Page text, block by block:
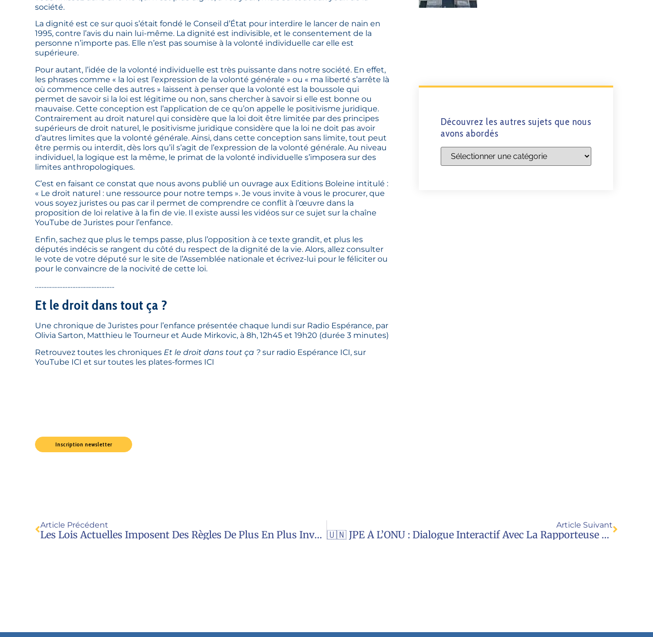
société.
La dignité est ce sur quoi s’était fondé le Conseil d’État pour interdire le lancer de nain en
1995, contre l’avis du nain lui-même. La dignité est indivisible, et le consentement de la
personne n’importe pas. Elle n’est pas soumise à la volonté individuelle car elle est
supérieure.
Pour autant, l’idée de la volonté individuelle est très puissante dans notre société. En effet,
les phrases comme « la loi est l’expression de la volonté générale » ou « ma liberté s’arrête là
où commence celle des autres » laissent à penser que la volonté est la boussole qui
permet de savoir si la loi est légitime ou non, sans chercher à savoir si elle est bonne ou
mauvaise. Cette conception est l’application de ce qu’on appelle le positivisme juridique.
Contrairement au droit naturel qui considère que la loi doit être limitée par des principes
supérieurs de droit naturel, le positivisme juridique considère que la loi ne doit pas avoir
d’autres limites que la volonté générale. Ainsi, dans cette conception sans limite, tout peut
être permis ou interdit, dès lors qu’il s’agit de l’expression de la volonté générale. Au niveau
individuel, la logique est la même, le primat de la volonté individuelle s’imposera sur des
limites anthropologiques.
C’est en faisant ce constat que nous avons publié un ouvrage aux Editions Boleine intitulé :
« Le droit naturel : une ressource pour notre temps ». Je vous invite à vous le procurer, que
vous soyez juristes ou pas car il permet de comprendre ce conflit à l’œuvre dans la
proposition de loi relative à la fin de vie. Il existe aussi les vidéos sur ce sujet sur la chaîne
YouTube de Juristes pour l’enfance.
Enfin, sachez que plus le temps passe, plus l’opposition à ce texte grandit, et plus les
députés indécis se rangent du côté du respect de la dignité de la vie. Alors, allez consulter
le vote de votre député sur le site de l’Assemblée nationale et écrivez-lui pour le féliciter ou
pour le convaincre de la nocivité de cette loi.
………………………………………….
Et le droit dans tout ça ?
Une chronique de Juristes pour l’enfance présentée chaque lundi sur Radio Espérance, par
Olivia Sarton, Matthieu le Tourneur et Aude Mirkovic, à 8h, 12h45 et 19h20 (durée 3 minutes)
Retrouvez toutes les chroniques Et le droit dans tout ça ? sur radio Espérance ICI, sur
YouTube ICI et sur toutes les plates-formes ICI
Inscription newsletter
Découvrez les autres sujets que nous
avons abordés
Article Précédent
Les Lois Actuelles Imposent Des Règles De Plus En Plus Invasives
Article Suivant
🇺🇳 JPE À L’ONU : Dialogue Interactif Avec La Rapporteuse Spéciale Sur La Vente Et L’exploitation Sexuelle D’enfant